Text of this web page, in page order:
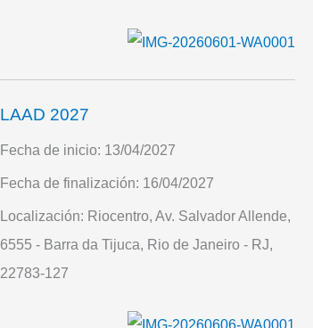
LAAD 2027
Fecha de inicio: 13/04/2027
Fecha de finalización: 16/04/2027
Localización: Riocentro, Av. Salvador Allende,
6555 - Barra da Tijuca, Rio de Janeiro - RJ,
22783-127